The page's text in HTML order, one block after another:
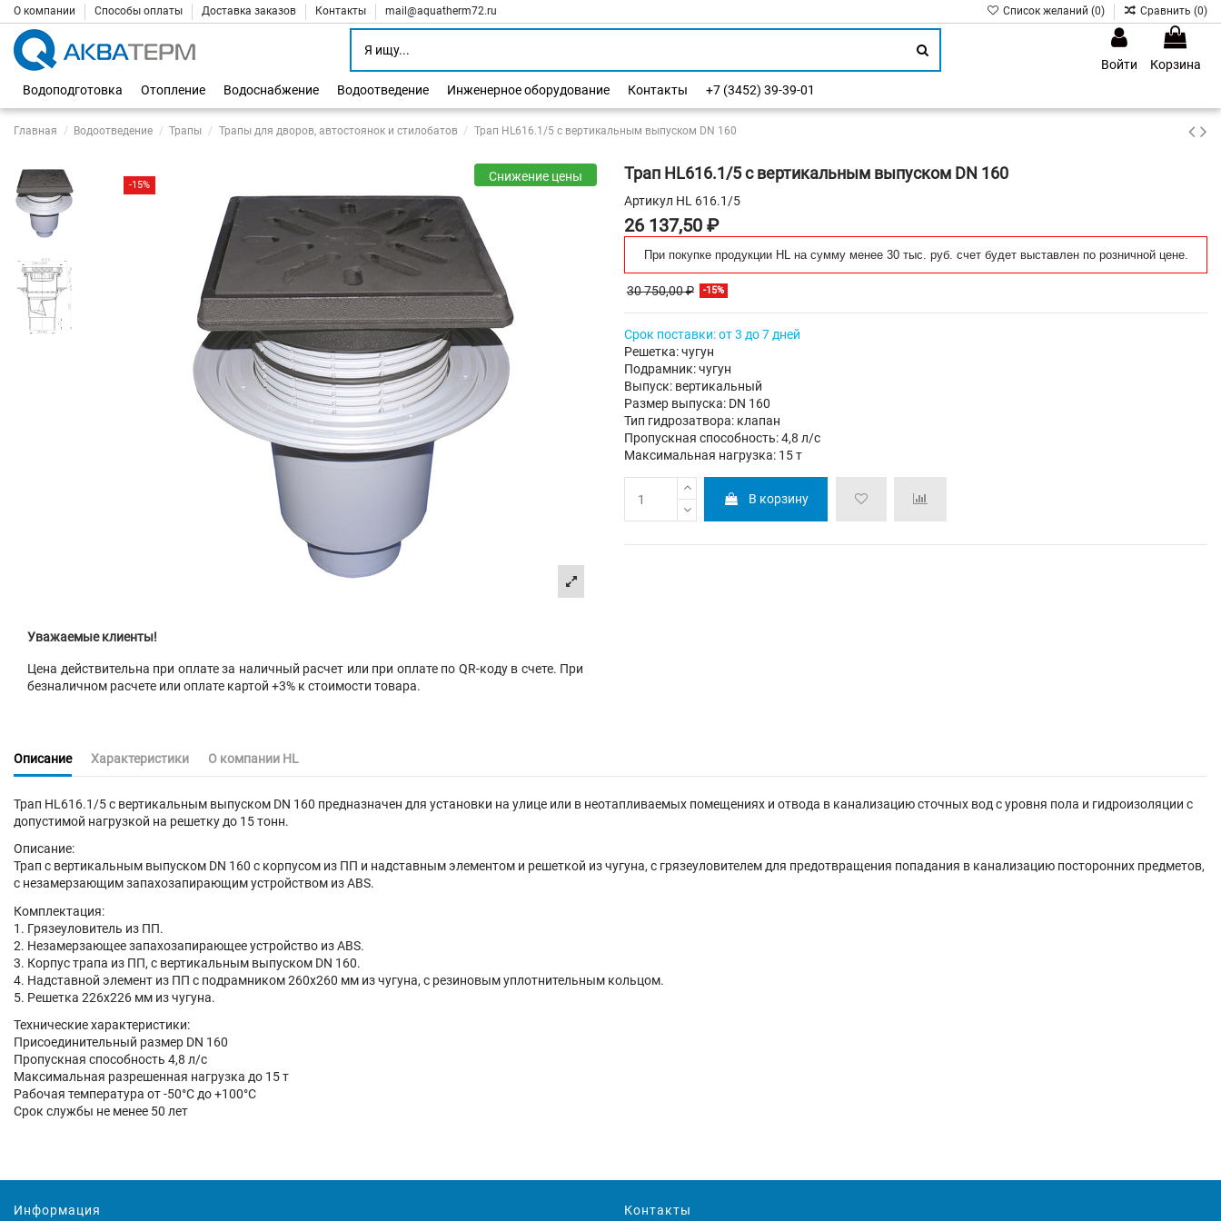
О компании Способы оплаты Доставка заказов Контакты mail@aquatherm72.ru Список желаний (0) Сравнить (0)
Войти
Корзина
Водоподготовка
Отопление Водоснабжение Водоотведение Инженерное оборудование Контакты +7 (3452) 39-39-01
Главная Водоотведение Трапы Трапы для дворов, автостоянок и стилобатов Трап HL616.1/5 с вертикальным выпуском DN 160
-15%
Снижение цены
Уважаемые клиенты!
Цена действительна при оплате за наличный расчет или при оплате по QR-коду в счете. При
безналичном расчете или оплате картой +3% к стоимости товара.
Трап HL616.1/5 с вертикальным выпуском DN 160
Артикул HL 616.1/5
26 137,50 ₽
При покупке продукции HL на сумму менее 30 тыс. руб. счет будет выставлен по розничной цене.
30 750,00 ₽ -15%
Срок поставки: от 3 до 7 дней
Решетка: чугун
Подрамник: чугун
Выпуск: вертикальный
Размер выпуска: DN 160
Тип гидрозатвора: клапан
Пропускная способность: 4,8 л/с
Максимальная нагрузка: 15 т
В корзину
Описание Характеристики О компании HL
Трап HL616.1/5 с вертикальным выпуском DN 160 предназначен для установки на улице или в неотапливаемых помещениях и отвода в канализацию сточных вод с уровня пола и гидроизоляции с
допустимой нагрузкой на решетку до 15 тонн.
Описание:
Трап с вертикальным выпуском DN 160 с корпусом из ПП и надставным элементом и решеткой из чугуна, с грязеуловителем для предотвращения попадания в канализацию посторонних предметов,
с незамерзающим запахозапирающим устройством из ABS.
Комплектация:
1. Грязеуловитель из ПП.
2. Незамерзающее запахозапирающее устройство из ABS.
3. Корпус трапа из ПП, с вертикальным выпуском DN 160.
4. Надставной элемент из ПП с подрамником 260х260 мм из чугуна, с резиновым уплотнительным кольцом.
5. Решетка 226х226 мм из чугуна.
Технические характеристики:
Присоединительный размер DN 160
Пропускная способность 4,8 л/с
Максимальная разрешенная нагрузка до 15 т
Рабочая температура от -50°C до +100°C
Срок службы не менее 50 лет
Информация Контакты